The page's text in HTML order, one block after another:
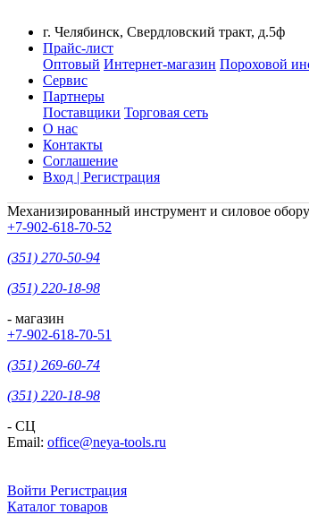
г. Челябинск, Свердловский тракт, д.5ф
Прайс-лист
Оптовый Интернет-магазин Пороховой
Сервис
Партнеры
Поставщики Торговая сеть
О нас
Контакты
Соглашение
Вход | Регистрация
Механизированный инструмент и силовое
+7-902-618-70-52
(351) 270-50-94
(351) 220-18-98
- магазин
+7-902-618-70-51
(351) 269-60-74
(351) 220-18-98
- СЦ
Email: office@neya-tools.ru
Войти Регистрация
Каталог товаров